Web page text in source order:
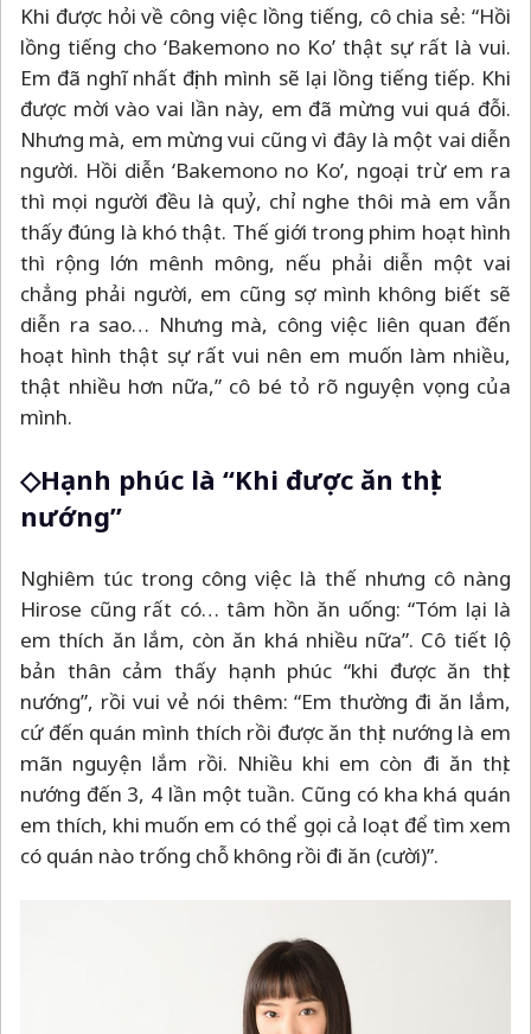
Khi được hỏi về công việc lồng tiếng, cô chia sẻ: “Hồi
lồng tiếng cho ‘Bakemono no Ko’ thật sự rất là vui.
Em đã nghĩ nhất định mình sẽ lại lồng tiếng tiếp. Khi
được mời vào vai lần này, em đã mừng vui quá đỗi.
Nhưng mà, em mừng vui cũng vì đây là một vai diễn
người. Hồi diễn ‘Bakemono no Ko’, ngoại trừ em ra
thì mọi người đều là quỷ, chỉ nghe thôi mà em vẫn
thấy đúng là khó thật. Thế giới trong phim hoạt hình
thì rộng lớn mênh mông, nếu phải diễn một vai
chẳng phải người, em cũng sợ mình không biết sẽ
diễn ra sao… Nhưng mà, công việc liên quan đến
hoạt hình thật sự rất vui nên em muốn làm nhiều,
thật nhiều hơn nữa,” cô bé tỏ rõ nguyện vọng của
mình.
◇Hạnh phúc là “Khi được ăn thịt
nướng”
Nghiêm túc trong công việc là thế nhưng cô nàng
Hirose cũng rất có… tâm hồn ăn uống: “Tóm lại là
em thích ăn lắm, còn ăn khá nhiều nữa”. Cô tiết lộ
bản thân cảm thấy hạnh phúc “khi được ăn thịt
nướng”, rồi vui vẻ nói thêm: “Em thường đi ăn lắm,
cứ đến quán mình thích rồi được ăn thịt nướng là em
mãn nguyện lắm rồi. Nhiều khi em còn đi ăn thịt
nướng đến 3, 4 lần một tuần. Cũng có kha khá quán
em thích, khi muốn em có thể gọi cả loạt để tìm xem
có quán nào trống chỗ không rồi đi ăn (cười)”.